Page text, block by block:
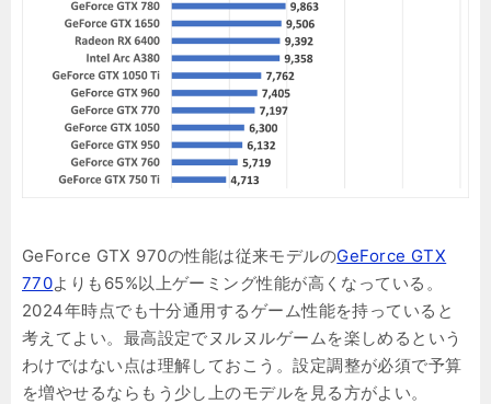
GeForce GTX 970の性能は従来モデルのGeForce GTX
770よりも65%以上ゲーミング性能が高くなっている。
2024年時点でも十分通用するゲーム性能を持っていると
考えてよい。最高設定でヌルヌルゲームを楽しめるという
わけではない点は理解しておこう。設定調整が必須で予算
を増やせるならもう少し上のモデルを見る方がよい。